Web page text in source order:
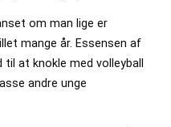
om man lige er
mange år. Essensen af
at knokle med volleyball
andre unge